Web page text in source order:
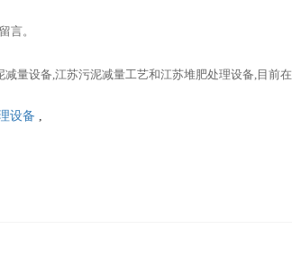
言。
量设备,江苏污泥减量工艺和江苏堆肥处理设备,目前
设备 ,